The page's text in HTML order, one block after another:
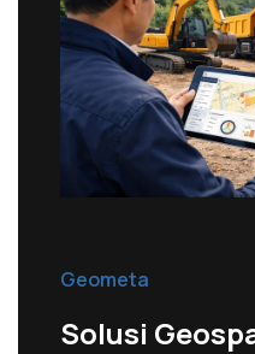
Geometa
Solusi